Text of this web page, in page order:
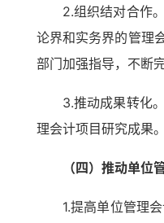
2.组织结对合作
论界和实务界的管理
部门加强指导，不断
3.推动成果转化
理会计项目研究成果
（四）推动单位
1.提高单位管理